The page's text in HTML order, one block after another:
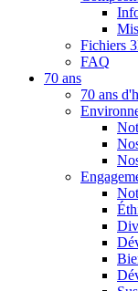
Fichiers
FAQ
70 ans
70 ans